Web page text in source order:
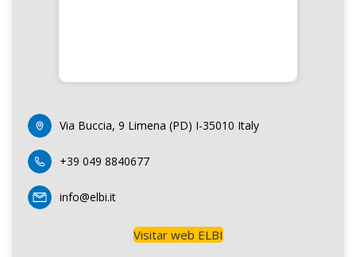
Via Buccia, 9 Limena (PD) I-35010 Italy
+39 049 8840677
info@elbi.it
Visitar web ELBI